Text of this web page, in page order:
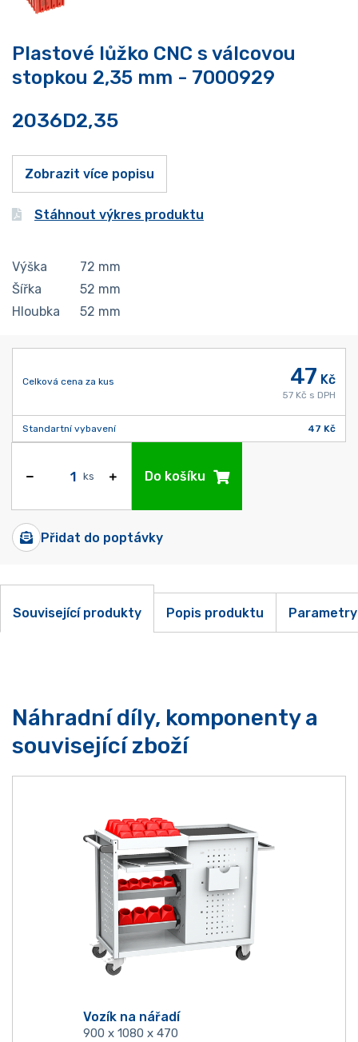
Plastové lůžko CNC s válcovou
stopkou 2,35 mm - 7000929
2036D2,35
Zobrazit více popisu
Stáhnout výkres produktu
Výška 72 mm
Šířka
52 mm
Hloubka
52 mm
Celková cena za kus 47 Kč
57 Kč s DPH
Standartní vybavení 47 Kč
ks Do košíku
Přidat do poptávky
Související produkty Popis produktu Parametry
Náhradní díly, komponenty a
související zboží
Vozík na nářadí
900 x 1080 x 470